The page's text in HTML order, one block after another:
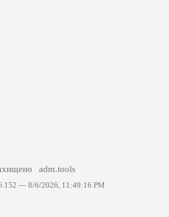
adm.tools
— 8/6/2026, 11:49:16 PM